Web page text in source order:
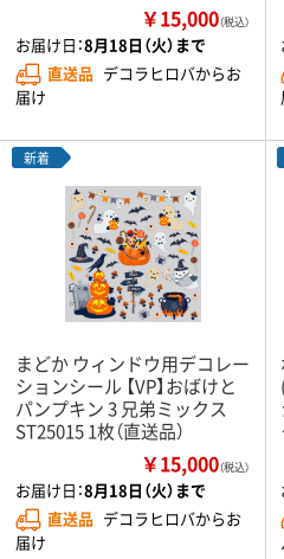
￥15,000（税込）
お届け日：8月18日（火）まで
直送品 デコラヒロバからお
届け
新着
まどか ウィンドウ用デコレー
ションシール 【VP】おばけと
パンプキン 3 兄弟ミックス
ST25015 1枚（直送品）
￥15,000（税込）
お届け日：8月18日（火）まで
直送品 デコラヒロバからお
届け